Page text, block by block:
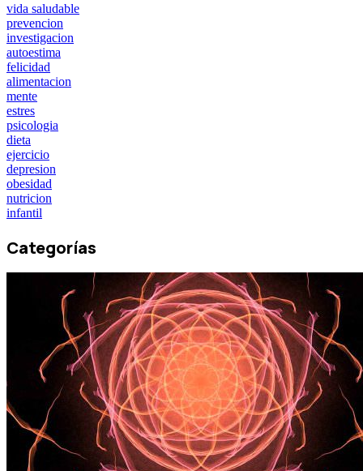
vida saludable
prevencion
investigacion
autoestima
felicidad
alimentacion
mente
estres
psicologia
dieta
ejercicio
depresion
obesidad
nutricion
infantil
Categorías